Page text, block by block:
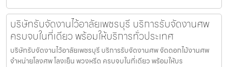
บริษัทรับจัดงานไว้อาลัยเพชรบุรี บริการรับจัดงานศพ
ครบจบในที่เดียว พร้อมให้บริการทั่วประเทศ
บริษัทรับจัดงานไว้อาลัยเพชรบุรี บริการรับจัดงานศพ จัดดอกไม้งานศพ
จำหน่ายโลงศพ โลงเย็น พวงหรีด ครบจบในที่เดียว พร้อมให้บร